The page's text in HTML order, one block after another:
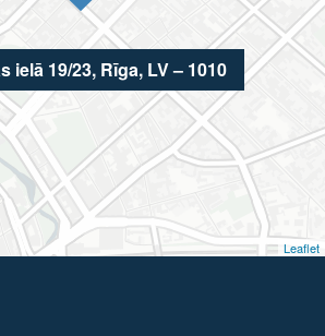
ielā 19/23, Rīga, LV – 1010
Leaflet